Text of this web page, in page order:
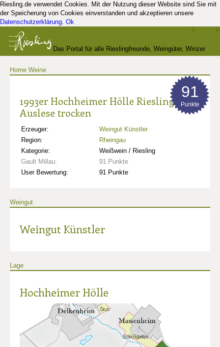
Riesling.de verwendet Cookies. Mit der Nutzung dieser Website sind Sie mit
der Speicherung von Cookies einverstanden und akzeptieren unsere
Datenschutzerklärung. Ok
Das Portal für alle Rieslingfreunde, Weingüter, Winzer
Home Weine
1993er Hochheimer Hölle Riesling
Auslese trocken
Erzeuger:
Weingut Künstler
Region:
Rheingau
Kategorie:
Weißwein / Riesling
Gault Millau:
91 Punkte
User Bewertung:
91 Punkte
91
Punkte
Weingut
Weingut Künstler
Lage
Hochheimer Hölle